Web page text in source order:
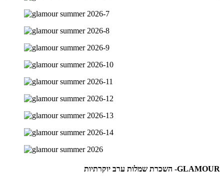
GLAMOUR- השכרת שמלות ערב יוקרתיות